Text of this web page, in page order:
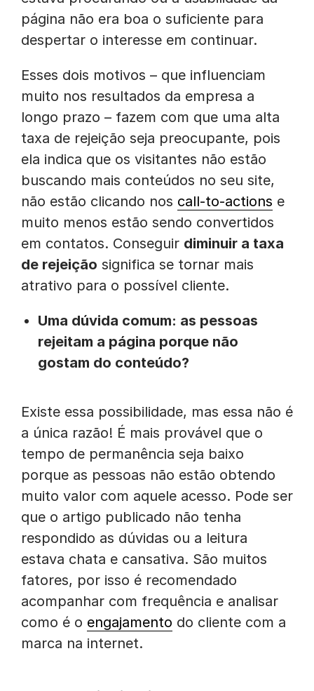
página não era boa o suficiente para
despertar o interesse em continuar.
Esses dois motivos – que influenciam
muito nos resultados da empresa a
longo prazo – fazem com que uma alta
taxa de rejeição seja preocupante, pois
ela indica que os visitantes não estão
buscando mais conteúdos no seu site,
não estão clicando nos call-to-actions e
muito menos estão sendo convertidos
em contatos. Conseguir diminuir a taxa
de rejeição significa se tornar mais
atrativo para o possível cliente.
Uma dúvida comum: as pessoas
rejeitam a página porque não
gostam do conteúdo?
Existe essa possibilidade, mas essa não é
a única razão! É mais provável que o
tempo de permanência seja baixo
porque as pessoas não estão obtendo
muito valor com aquele acesso. Pode ser
que o artigo publicado não tenha
respondido as dúvidas ou a leitura
estava chata e cansativa. São muitos
fatores, por isso é recomendado
acompanhar com frequência e analisar
como é o engajamento do cliente com a
marca na internet.